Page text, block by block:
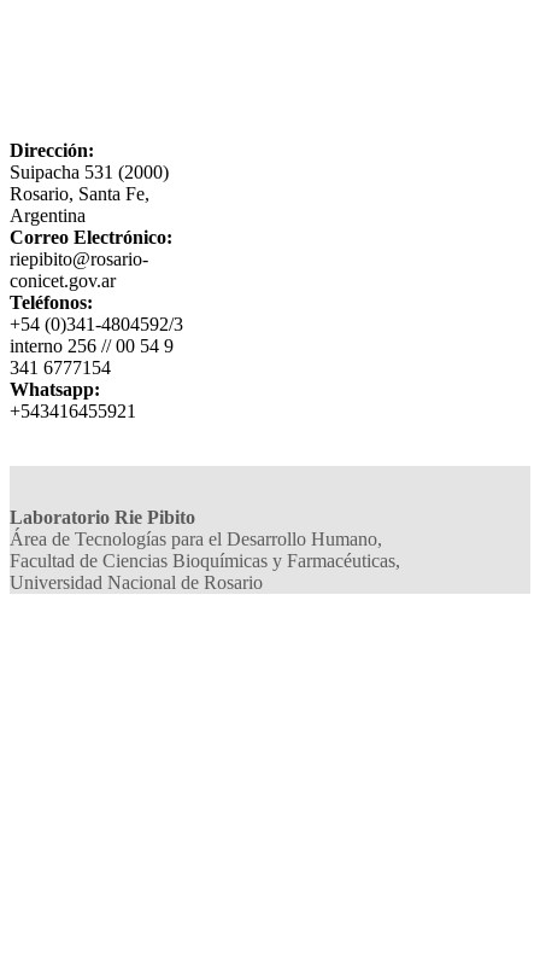
Dirección:
Suipacha 531 (2000)
Rosario, Santa Fe,
Argentina
Correo Electrónico:
riepibito@rosario-
conicet.gov.ar
Teléfonos:
+54 (0)341-4804592/3
interno 256 // 00 54 9
341 6777154
Whatsapp:
+543416455921
Laboratorio Rie Pibito
Área de Tecnologías para el Desarrollo Humano,
Facultad de Ciencias Bioquímicas y Farmacéuticas,
Universidad Nacional de Rosario